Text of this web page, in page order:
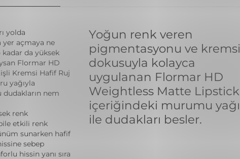
yolda
yer açmaya ne
da yüksek
Flormar HD
Kremsi Hafif Ruj
yağıyla
nem
renk
etkili renk
sunarken hafif
sebep
hissin yanı sıra
Yoğun renk veren
pigmentasyonu ve kremsi
dokusuyla kolayca
uygulanan Flormar HD
Weightless Matte Lipstick
içeriğindeki murumu yağı
ile dudakları besler.